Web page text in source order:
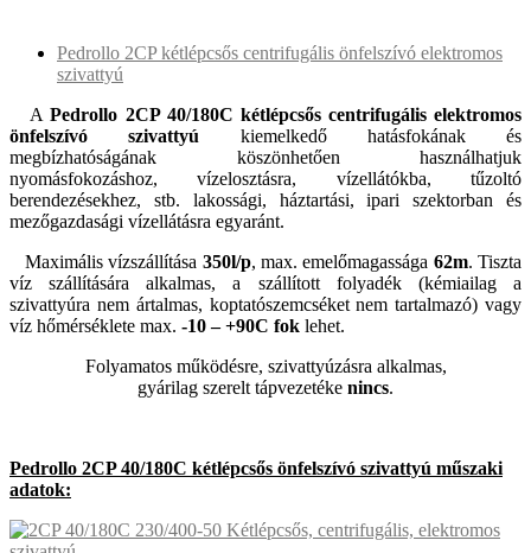
Pedrollo 2CP kétlépcsős centrifugális önfelszívó elektromos
szivattyú
APedrollo 2CP 40/180C kétlépcsős centrifugális elektromos
önfelszívó szivattyú kiemelkedő hatásfokának és
megbízhatóságának köszönhetően használhatjuk
nyomásfokozáshoz, vízelosztásra, vízellátókba, tűzoltó
berendezésekhez, stb. lakossági, háztartási, ipari szektorban és
mezőgazdasági vízellátásra egyaránt.
Maximális vízszállítása 350l/p, max. emelőmagassága 62m. Tiszta
víz szállítására alkalmas, a szállított folyadék (kémiailag a
szivattyúra nem ártalmas, koptatószemcséket nem tartalmazó) vagy
víz hőmérséklete max. -10 – +90C fok lehet.
Folyamatos működésre, szivattyúzásra alkalmas,
gyárilag szerelt tápvezetéke nincs.
Pedrollo 2CP 40/180C kétlépcsős önfelszívó szivattyú műszaki
adatok: